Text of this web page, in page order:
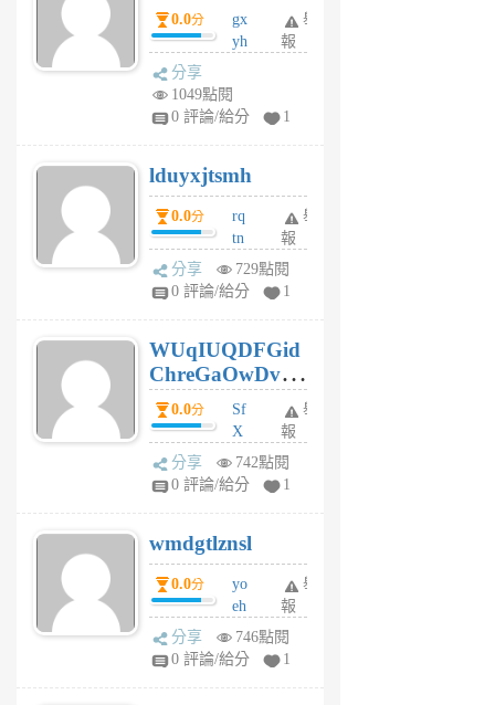
個
月
0.0分
gx
yh
jl
月
前
舉
報
分享
1049點閱
0 評論/給分
1
lduyxjtsmh
0.0分
rq
tn
jt
gl
個
月
前
舉
報
分享
729點閱
0 評論/給分
1
WUqIUQDFGid
ChreGaOwDv
dY0.0分
Sf
X
Pe
Jc
R
P
m
v
A
V
舉
報
分享
742點閱
0 評論/給分
1
wmdgtlznsl
0.0分
yo
eh
ld
gy
舉
報
分享
746點閱
0 評論/給分
1